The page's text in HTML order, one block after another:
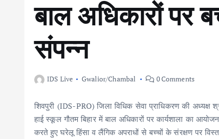
बाल अधिकारों पर
संपन्न
IDS Live Gwalior/Chambal 0 Comments
शिवपुरी (IDS-PRO) जिला विधिक सेवा प्राधिकरण की अध्यक्ष
हाई स्कूल गौतम बिहार में बाल अधिकारों पर कार्यशाला का
करते हुए घरेलू हिंसा व लैंगिक अपराधों से बच्चों के संरक्षण पर